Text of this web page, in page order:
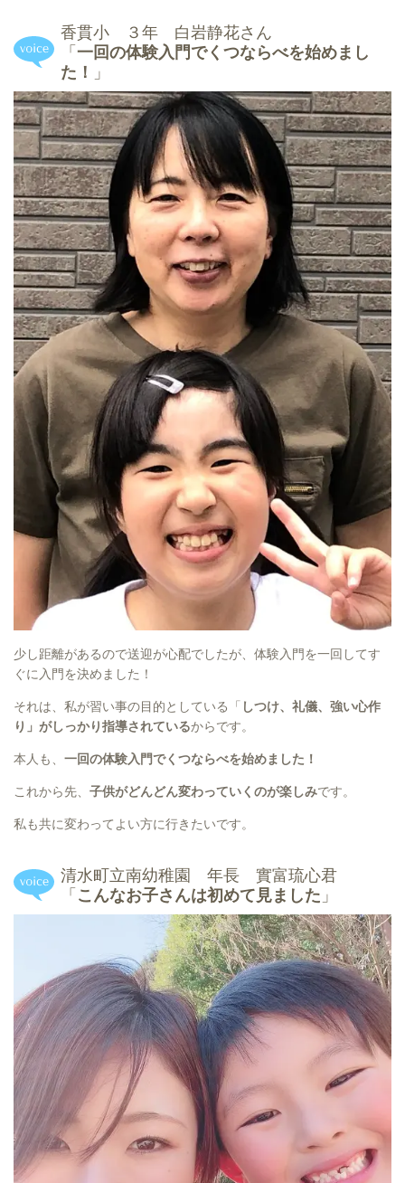
香貫小 ３年 白岩静花さん
「 一回の体験入門でくつならべを始めまし
た！ 」
少し距離があるので送迎が心配でしたが、体験入門を一回してす
ぐに入門を決めました！
それは、私が習い事の目的としている「 しつけ、礼儀、強い心作
り」がしっかり指導されているからです。
本人も、 一回の体験入門でくつならべを始めました！
これから先、 子供がどんどん変わっていくのが楽しみです。
私も共に変わってよい方に行きたいです。
清水町立南幼稚園 年長 實富琉心君
「 こんなお子さんは初めて見ました 」